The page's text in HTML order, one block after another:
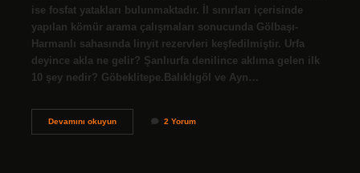
ise fosfat yatakları bulunmaktadır. İl sınırları içerisinde
yapılan kömür arama çalışmaları sonucunda Gölbaşı-
Harmanlı sahasında linyit rezervleri keşfedilmiştir. Urfa
deyince akla ne gelir? Şanlıurfa denilince aklıma gelen ilk
10 şey nedir? Göbeklitepe.Balıklıgöl ve Ayn…
Devamını okuyunAdıyaman
2 Yorum